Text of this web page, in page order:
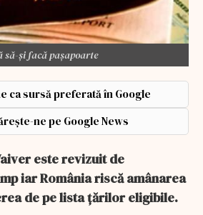
și facă pașapoarte
ca sursă preferată în Google
ne pe Google News
este revizuit de
iar România riscă amânarea
de pe lista țărilor eligibile.